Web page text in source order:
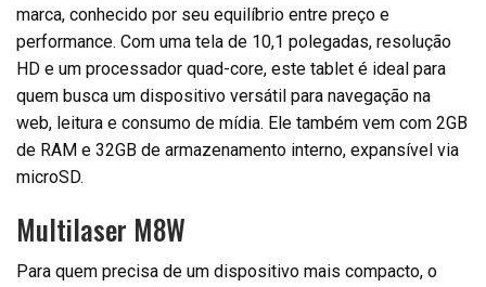
marca, conhecido por seu equilíbrio entre preço e
performance. Com uma tela de 10,1 polegadas, resolução
HD e um processador quad-core, este tablet é ideal para
quem busca um dispositivo versátil para navegação na
web, leitura e consumo de mídia. Ele também vem com 2GB
de RAM e 32GB de armazenamento interno, expansível via
microSD.
Multilaser M8W
Para quem precisa de um dispositivo mais compacto, o